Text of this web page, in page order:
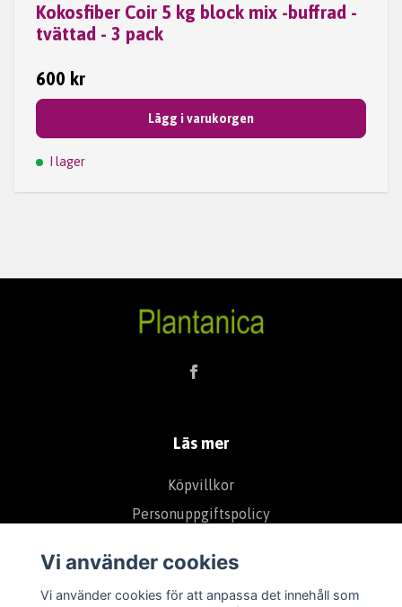
Kokosfiber Coir 5 kg block mix -buffrad -
tvättad - 3 pack
600 kr
Lägg i varukorgen
I lager
Läs mer
Köpvillkor
Personuppgiftspolicy
Om Oss
Kontakt
Vi använder cookies
Vi använder cookies för att anpassa det innehåll som